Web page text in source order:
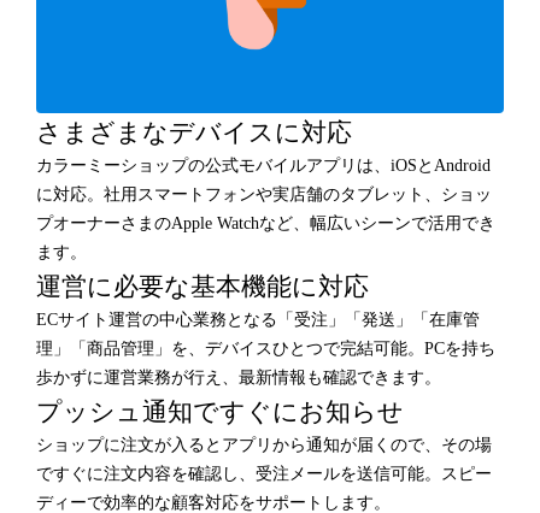
さまざまなデバイスに対応
カラーミーショップの公式モバイルアプリは、iOSとAndroid
に対応。社用スマートフォンや実店舗のタブレット、ショッ
プオーナーさまのApple Watchなど、幅広いシーンで活用でき
ます。
運営に必要な基本機能に対応
ECサイト運営の中心業務となる「受注」「発送」「在庫管
理」「商品管理」を、デバイスひとつで完結可能。PCを持ち
歩かずに運営業務が行え、最新情報も確認できます。
プッシュ通知ですぐにお知らせ
ショップに注文が入るとアプリから通知が届くので、その場
ですぐに注文内容を確認し、受注メールを送信可能。スピー
ディーで効率的な顧客対応をサポートします。